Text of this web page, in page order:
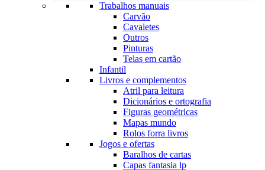
Trabalhos manuais
Carvão
Cavaletes
Outros
Pinturas
Telas em cartão
Infantil
Livros e complementos
Atril para leitura
Dicionários e ortografia
Figuras geométricas
Mapas mundo
Rolos forra livros
Jogos e ofertas
Baralhos de cartas
Capas fantasia lp